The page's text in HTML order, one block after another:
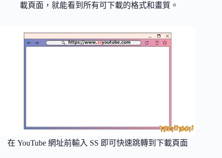
載頁面，就能看到所有可下載的格式和畫質。
在 YouTube 網址前輸入 SS 即可快速跳轉到下載頁面